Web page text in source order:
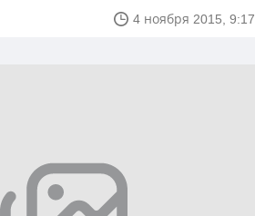
4 ноября 2015, 9:17